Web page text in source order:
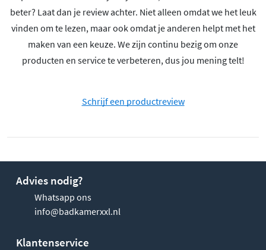
beter? Laat dan je review achter. Niet alleen omdat we het leuk
vinden om te lezen, maar ook omdat je anderen helpt met het
maken van een keuze. We zijn continu bezig om onze
producten en service te verbeteren, dus jou mening telt!
Schrijf een productreview
Advies nodig?
Whatsapp ons
info@badkamerxxl.nl
Klantenservice